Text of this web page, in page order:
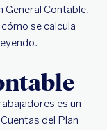
General Contable.
se calcula
es un
del Plan